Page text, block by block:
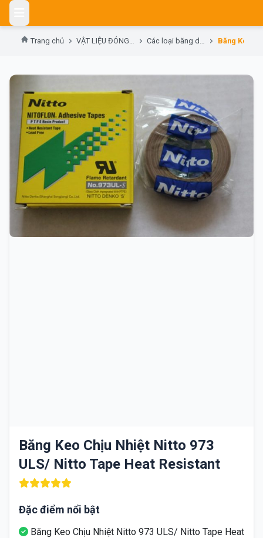
Skip
content
Trang chủ VẬT LIỆU ĐÓNG GÓI & KHO CHỨA – MATERIALS HANDLING & STORAGE Các loại băng dính- Tape supplies
Băng Keo Chịu Nhiệt Nitto 973
ULS/ Nitto Tape Heat Resistant
Đặc điểm nổi bật
Băng Keo Chịu Nhiệt Nitto 973 ULS/ Nitto Tape Heat